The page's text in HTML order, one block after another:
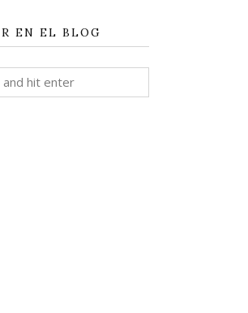
EN EL BLOG